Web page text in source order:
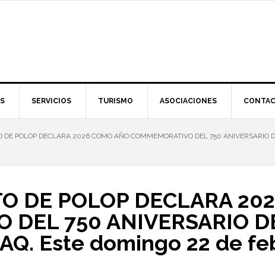
SERVICIOS TURISMO ASOCIACIONES
DE POLOP DECLARA 2026 COMO AÑO COMMEMORATIVO DEL 750 ANIVERSARIO
DE POLOP DECLARA
DEL 750 ANIVERSARIO
Este domingo 22 de